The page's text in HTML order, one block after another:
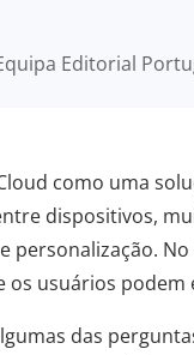
Editorial
como uma
dispositivos,
personalização.
os usuários
das